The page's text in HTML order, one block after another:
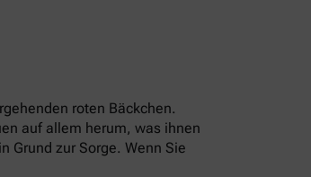
roten Bäckchen.
auf allem herum, was ihnen
Grund zur Sorge. Wenn Sie